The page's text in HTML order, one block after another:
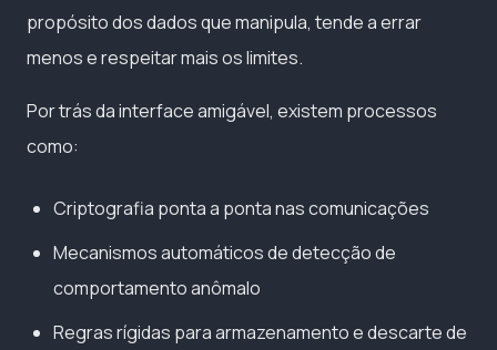
propósito dos dados que manipula, tende a errar
menos e respeitar mais os limites.
Por trás da interface amigável, existem processos
como:
Criptografia ponta a ponta nas comunicações
Mecanismos automáticos de detecção de
comportamento anômalo
Regras rígidas para armazenamento e descarte de